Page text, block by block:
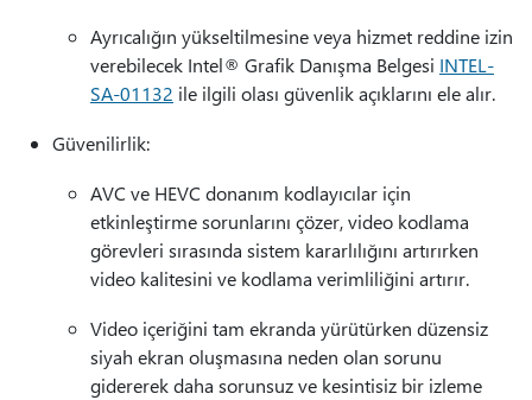
Ayrıcalığın yükseltilmesine veya hizmet reddine izin
verebilecek Intel® Grafik Danışma Belgesi INTEL-
SA-01132 ile ilgili olası güvenlik açıklarını ele alır.
Güvenilirlik:
AVC ve HEVC donanım kodlayıcılar için
etkinleştirme sorunlarını çözer, video kodlama
görevleri sırasında sistem kararlılığını artırırken
video kalitesini ve kodlama verimliliğini artırır.
Video içeriğini tam ekranda yürütürken düzensiz
siyah ekran oluşmasına neden olan sorunu
gidererek daha sorunsuz ve kesintisiz bir izleme